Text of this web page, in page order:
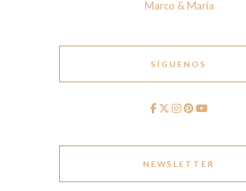
Marco & María
SÍGUENOS
NEWSLETTER